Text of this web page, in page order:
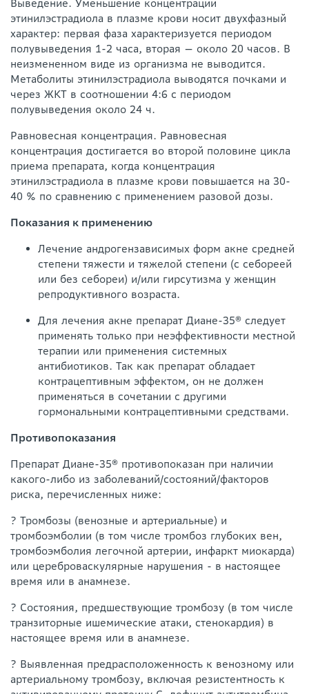
Выведение. Уменьшение концентрации
этинилэстрадиола в плазме крови носит двухфазный
характер: первая фаза характеризуется периодом
полувыведения 1-2 часа, вторая — около 20 часов. В
неизмененном виде из организма не выводится.
Метаболиты этинилэстрадиола выводятся почками и
через ЖКТ в соотношении 4:6 с периодом
полувыведения около 24 ч.
Равновесная концентрация. Равновесная
концентрация достигается во второй половине цикла
приема препарата, когда концентрация
этинилэстрадиола в плазме крови повышается на 30-
40 % по сравнению с применением разовой дозы.
Показания к применению
Лечение андрогензависимых форм акне средней
степени тяжести и тяжелой степени (с себореей
или без себореи) и/или гирсутизма у женщин
репродуктивного возраста.
Для лечения акне препарат Диане-35® следует
применять только при неэффективности местной
терапии или применения системных
антибиотиков. Так как препарат обладает
контрацептивным эффектом, он не должен
применяться в сочетании с другими
гормональными контрацептивными средствами.
Противопоказания
Препарат Диане-35® противопоказан при наличии
какого-либо из заболеваний/состояний/факторов
риска, перечисленных ниже:
? Тромбозы (венозные и артериальные) и
тромбоэмболии (в том числе тромбоз глубоких вен,
тромбоэмболия легочной артерии, инфаркт миокарда)
или цереброваскулярные нарушения - в настоящее
время или в анамнезе.
? Состояния, предшествующие тромбозу (в том числе
транзиторные ишемические атаки, стенокардия) в
настоящее время или в анамнезе.
? Выявленная предрасположенность к венозному или
артериальному тромбозу, включая резистентность к